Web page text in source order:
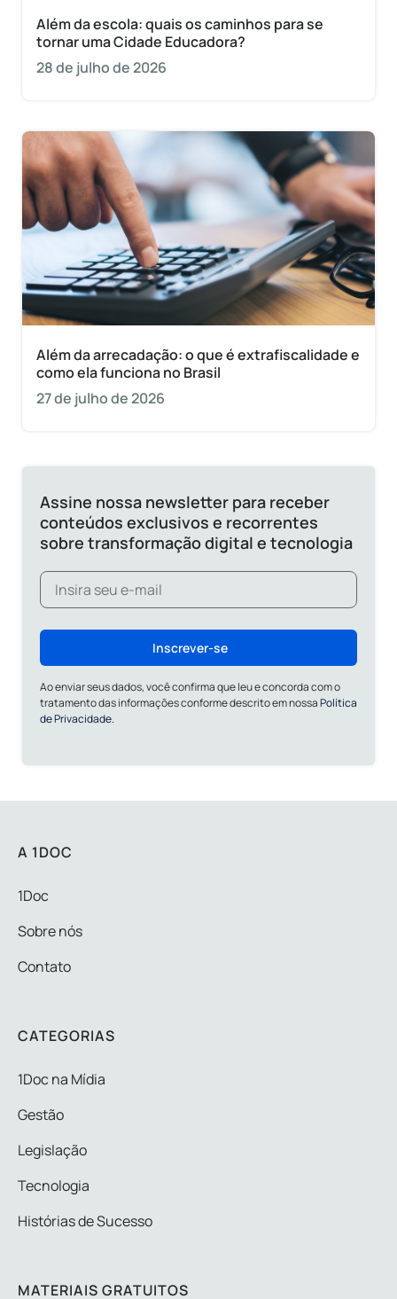
Além da escola: quais os caminhos para se
tornar uma Cidade Educadora?
28 de julho de 2026
Além da arrecadação: o que é extrafiscalidade e
como ela funciona no Brasil
27 de julho de 2026
Assine nossa newsletter para receber
conteúdos exclusivos e recorrentes
sobre transformação digital e tecnologia
Inscrever-se
Ao enviar seus dados, você confirma que leu e concorda com o
tratamento das informações conforme descrito em nossaPolítica
de Privacidade.
A 1DOC
1Doc
Sobre nós
Contato
CATEGORIAS
1Doc na Mídia
Gestão
Legislação
Tecnologia
Histórias de Sucesso
MATERIAIS GRATUITOS